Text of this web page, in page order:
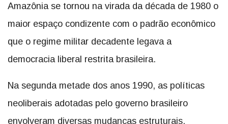
Amazônia se tornou na virada da década de 1980 o
maior espaço condizente com o padrão econômico
que o regime militar decadente legava a
democracia liberal restrita brasileira.
Na segunda metade dos anos 1990, as políticas
neoliberais adotadas pelo governo brasileiro
envolveram diversas mudanças estruturais,